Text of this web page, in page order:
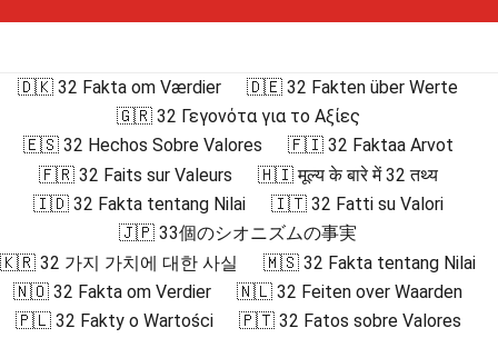
🇩🇰 32 Fakta om Værdier
🇩🇪 32 Fakten über Werte
🇬🇷 32 Γεγονότα για το Αξίες
🇪🇸 32 Hechos Sobre Valores
🇫🇮 32 Faktaa Arvot
🇫🇷 32 Faits sur Valeurs
🇭🇮 मूल्य के बारे में 32 तथ्य
🇮🇩 32 Fakta tentang Nilai
🇮🇹 32 Fatti su Valori
🇯🇵 33個のシオニズムの事実
🇰🇷 32 가지 가치에 대한 사실
🇲🇸 32 Fakta tentang Nilai
🇳🇴 32 Fakta om Verdier
🇳🇱 32 Feiten over Waarden
🇵🇱 32 Fakty o Wartości
🇵🇹 32 Fatos sobre Valores